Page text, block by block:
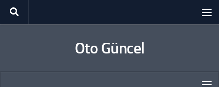
Skip to content
Oto Güncel